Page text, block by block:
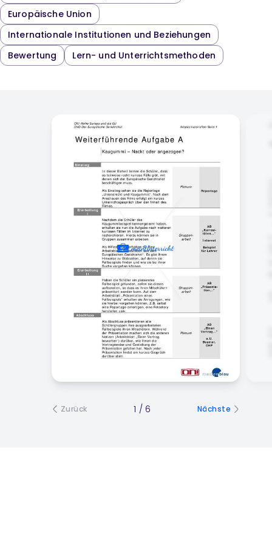
Europäische Union
Internationale Institutionen und Beziehungen
Bewertung
Lern- und Unterrichtsmethoden
Zurück 1 / 6 Nächste